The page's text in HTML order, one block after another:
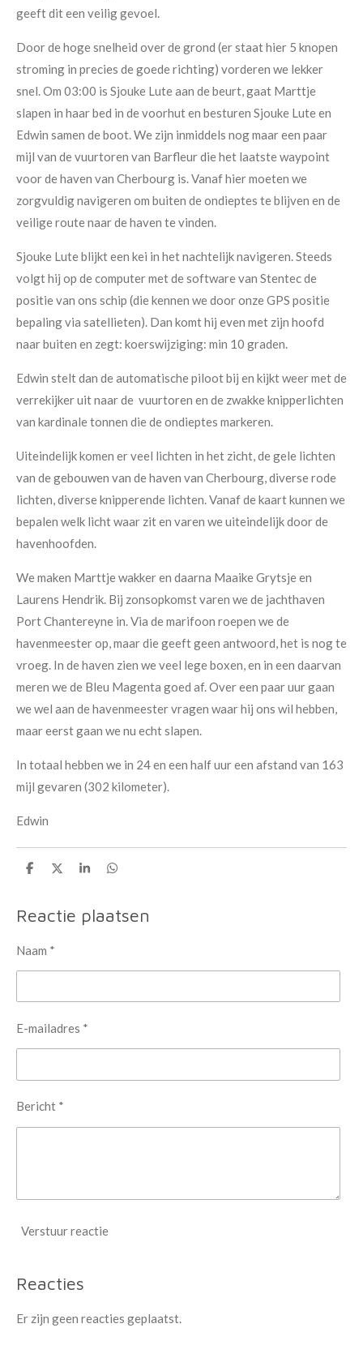
geeft dit een veilig gevoel.
Door de hoge snelheid over de grond (er staat hier 5 knopen
stroming in precies de goede richting) vorderen we lekker
snel. Om 03:00 is Sjouke Lute aan de beurt, gaat Marttje
slapen in haar bed in de voorhut en besturen Sjouke Lute en
Edwin samen de boot. We zijn inmiddels nog maar een paar
mijl van de vuurtoren van Barfleur die het laatste waypoint
voor de haven van Cherbourg is. Vanaf hier moeten we
zorgvuldig navigeren om buiten de ondieptes te blijven en de
veilige route naar de haven te vinden.
Sjouke Lute blijkt een kei in het nachtelijk navigeren. Steeds
volgt hij op de computer met de software van Stentec de
positie van ons schip (die kennen we door onze GPS positie
bepaling via satellieten). Dan komt hij even met zijn hoofd
naar buiten en zegt: koerswijziging: min 10 graden.
Edwin stelt dan de automatische piloot bij en kijkt weer met de
verrekijker uit naar de vuurtoren en de zwakke knipperlichten
van kardinale tonnen die de ondieptes markeren.
Uiteindelijk komen er veel lichten in het zicht, de gele lichten
van de gebouwen van de haven van Cherbourg, diverse rode
lichten, diverse knipperende lichten. Vanaf de kaart kunnen we
bepalen welk licht waar zit en varen we uiteindelijk door de
havenhoofden.
We maken Marttje wakker en daarna Maaike Grytsje en
Laurens Hendrik. Bij zonsopkomst varen we de jachthaven
Port Chantereyne in. Via de marifoon roepen we de
havenmeester op, maar die geeft geen antwoord, het is nog te
vroeg. In de haven zien we veel lege boxen, en in een daarvan
meren we de Bleu Magenta goed af. Over een paar uur gaan
we wel aan de havenmeester vragen waar hij ons wil hebben,
maar eerst gaan we nu echt slapen.
In totaal hebben we in 24 en een half uur een afstand van 163
mijl gevaren (302 kilometer).
Edwin
D
n
D
l
S
e
D
n
Reactie plaatsen
Naam *
E-mailadres *
Bericht *
Verstuur reactie
Reacties
Er zijn geen reacties geplaatst.